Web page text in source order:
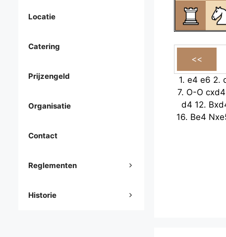
1. e4 e6 2.
7. O-O cxd4
d4 12.
16. Be4
Locatie
Catering
Prijzengeld
Organisatie
Contact
Reglementen
Historie